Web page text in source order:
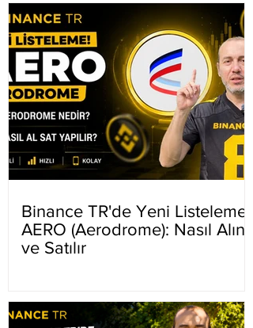
Binance TR'de Yeni Listeleme
AERO (Aerodrome): Nasıl Alınır
ve Satılır